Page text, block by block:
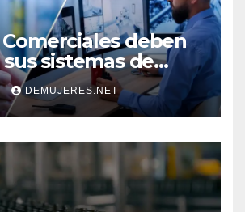
deben
sistemas de
ante el
de visitantes por
Tercer Mes
DEMUJERES.NET